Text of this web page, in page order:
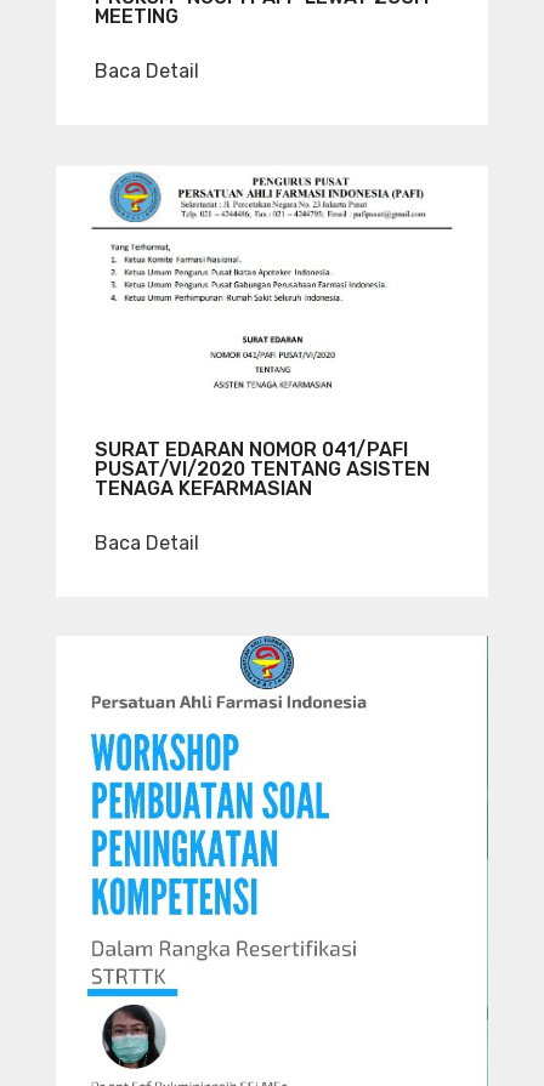
MEETING
Baca Detail
SURAT EDARAN NOMOR 041/PAFI
PUSAT/VI/2020 TENTANG ASISTEN
TENAGA KEFARMASIAN
Baca Detail